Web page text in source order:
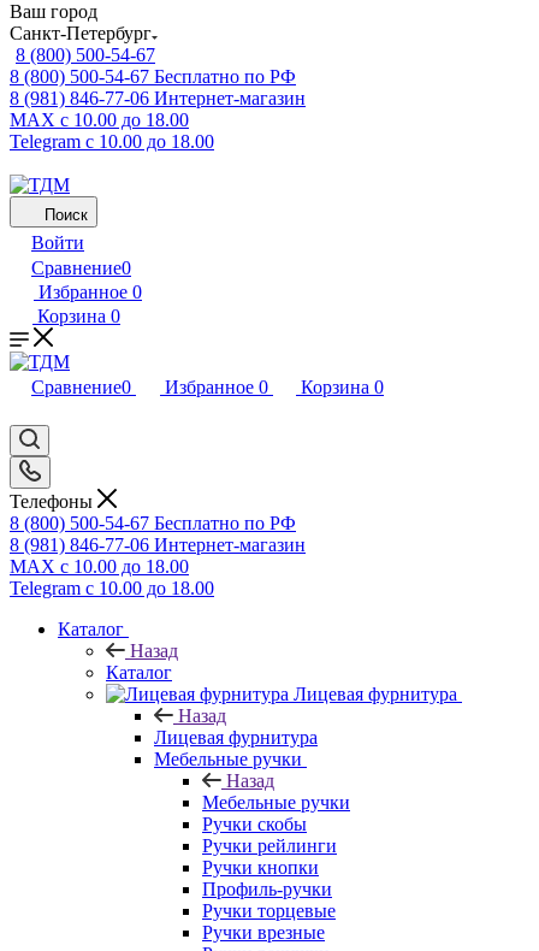
Ваш город
Санкт-Петербург
8 (800) 500-54-67
8 (800) 500-54-67 Бесплатно по РФ
8 (981) 846-77-06 Интернет-магазин
MAX с 10.00 до 18.00
Telegram с 10.00 до 18.00
Поиск
Войти
Сравнение0
Избранное 0
Корзина 0
Сравнение0 Избранное 0 Корзина 0
Телефоны
8 (800) 500-54-67 Бесплатно по РФ
8 (981) 846-77-06 Интернет-магазин
MAX с 10.00 до 18.00
Telegram с 10.00 до 18.00
Каталог
Назад
Каталог
Лицевая фурнитура
Назад
Лицевая фурнитура
Мебельные ручки
Назад
Мебельные ручки
Ручки скобы
Ручки рейлинги
Ручки кнопки
Профиль-ручки
Ручки торцевые
Ручки врезные